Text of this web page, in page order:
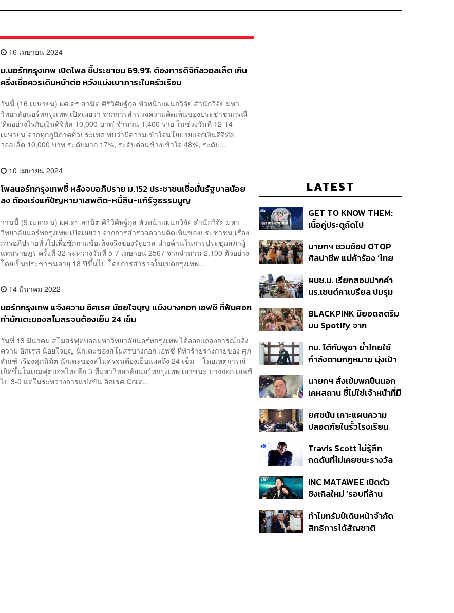
16 เมษายน 2024
ม.นอร์ทกรุงเทพ เปิดโพล ชี้ประชาชน 69.9% ต้องการดิจิทัลวอลเล็ต เกิน
ครึ่งเชื่อควรเดินหน้าต่อ หวังแบ่งเบาภาระในครัวเรือน
วันนี้ (16 เมษายน) ผศ.ดร.สานิต ศิริวิศิษฐ์กุล หัวหน้าแผนกวิจัย สำนักวิจัย มหา
วิทยาลัยนอร์ทกรุงเทพ เปิดเผยว่า จากการสำรวจความคิดเห็นของประชาชนกรณี
‘คิดอย่างไรกับเงินดิจิทัล 10,000 บาท’ จำนวน 1,400 ราย ในช่วงวันที่ 12-14
เมษายน จากทุกภูมิภาคทั่วประเทศ พบว่ามีความเข้าใจนโยบายแจกเงินดิจิทัล
วอลเล็ต 10,000 บาท ระดับมาก 17%, ระดับค่อนข้างเข้าใจ 48%, ระดับ...
10 เมษายน 2024
โพลนอร์ทกรุงเทพชี้ หลังจบอภิปราย ม.152 ประชาชนเชื่อมั่นรัฐบาลน้อย
ลง ต้องเร่งแก้ปัญหายาเสพติด-หนี้สิน-แก้รัฐธรรมนูญ
วานนี้ (9 เมษายน) ผศ.ดร.สานิต ศิริวิศิษฐ์กุล หัวหน้าแผนกวิจัย สำนักวิจัย มหา
วิทยาลัยนอร์ทกรุงเทพ เปิดเผยว่า จากการสำรวจความคิดเห็นของประชาชน เรื่อง
การอภิปรายทั่วไปเพื่อซักถามข้อเท็จจริงของรัฐบาล-ฝ่ายค้านในการประชุมสภาผู้
แทนราษฎร ครั้งที่ 32 ระหว่างวันที่ 5-7 เมษายน 2567 จากจำนวน 2,100 ตัวอย่าง
โดยเป็นประชาชนอายุ 18 ปีขึ้นไป โดยการสำรวจในเขตกรุงเทพ...
14 มีนาคม 2022
นอร์ทกรุงเทพ แจ้งความ อิศเรศ น้อยใจบุญ แข้งบางกอก เอฟซี ที่ฟันศอก
ทำนักเตะของสโมสรจนต้องเย็บ 24 เข็ม
วันที่ 13 มีนาคม สโมสรฟุตบอลมหาวิทยาลัยนอร์ทกรุงเทพ ได้ออกแถลงการณ์แจ้ง
ความ อิศเรศ น้อยใจบุญ นักเตะของสโมสรบางกอก เอฟซี ที่ทำร้ายร่างกายของ ศุภ
สัณฑ์ เรืองศุภนิมิต นักเตะของสโมสรจนต้องเย็บแผลถึง 24 เข็ม โดยเหตุการณ์
เกิดขึ้นในเกมฟุตบอลไทยลีก 3 ที่มหาวิทยาลัยนอร์ทกรุงเทพ เอาชนะ บางกอก เอฟซี
ไป 3-0 แต่ในระหว่างการแข่งขัน อิศเรศ นักเต...
LATEST
GET TO KNOW THEM:
เนื้อคู่ประตูถัดไป
นายกฯ ชวนช้อป OTOP
ศิลปาชีพ แม่ค้าร้อง ‘ไทย
ถามมีต่อไหม นายกฯ ตอบ
‘เดี๋ยวจะพยายาม’
ผบช.น. เรียกสอบปากคำ
นร.เซนต์คาเบรียล ปมรุม
ดำเนินคดีแล้ว
BLACKPINK มียอดสตรีม
บน Spotify จาก
ครั้ง ตลอด 10 ปีที่ผ่านมา
ทบ. โต้กัมพูชา ย้ำไทยใช้
กำลังตามกฎหมาย มุ่งเป้า
หายไทยไม่อาจลบด้วย
ข้อมูลบิดเบือน
นายกฯ สั่งเข้มพกปืนนอก
เคหสถาน ชี้ไม่ใช่เจ้าหน้าที่มี
ก่อเหตุ เจ้าของร่วมรับผิด
ยศชนัน เคาะแผนความ
ปลอดภัยในรั้วโรงเรียน
ดูแล-คุมเข้มคัดกรองสิ่ง
ผิดกฎหมาย
Travis Scott ไม่รู้สึก
กดดันที่ไม่เคยชนะรางวัล
แล้ว 10 ครั้ง
INC MATAWEE เปิดตัว
ซิงเกิลใหม่ ‘รอบที่ล้าน
มาแสดงในมิวสิกวิดีโอ
ทำไมทรัมป์เดินหน้าจำกัด
สิทธิการได้สัญชาติ